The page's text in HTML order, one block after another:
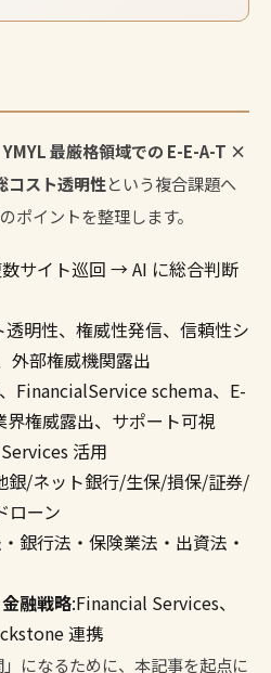
YMYL 最厳格領域での E-E-A-T ×
コスト透明性という複合課題へ
ポイントを整理します。
サイト巡回 → AI に総合判断
透明性、権威性発信、信頼性シ
外部権威機関露出
FinancialService schema、E-
界権威露出、サポート可視
活用
銀/ネット銀行/生保/損保/証券/
ローン
銀行法・保険業法・出資法・
融戦略:Financial Services、
連携
」になるために、本記事を起点に